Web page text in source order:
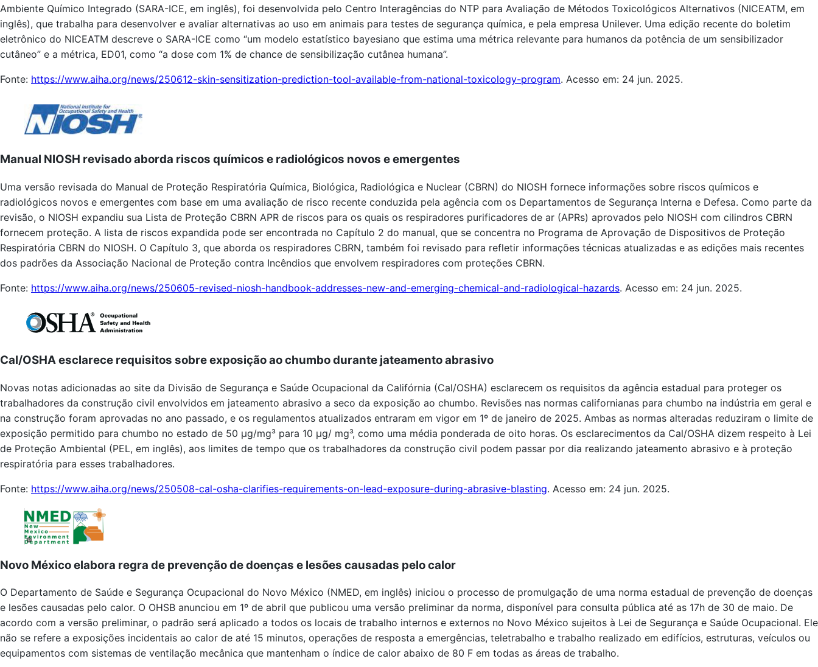
Ambiente Químico Integrado (SARA-ICE, em inglês), foi desenvolvida pelo Centro Interagências do NTP para Avaliação de Métodos Toxicológicos Alternativos (NICEATM, em
inglês), que trabalha para desenvolver e avaliar alternativas ao uso em animais para testes de segurança química, e pela empresa Unilever. Uma edição recente do boletim
eletrônico do NICEATM descreve o SARA-ICE como “um modelo estatístico bayesiano que estima uma métrica relevante para humanos da potência de um sensibilizador
cutâneo” e a métrica, ED01, como “a dose com 1% de chance de sensibilização cutânea humana”.
Fonte: https://www.aiha.org/news/250612-skin-sensitization-prediction-tool-available-from-national-toxicology-program. Acesso em: 24 jun. 2025.
Manual NIOSH revisado aborda riscos químicos e radiológicos novos e emergentes
Uma versão revisada do Manual de Proteção Respiratória Química, Biológica, Radiológica e Nuclear (CBRN) do NIOSH fornece informações sobre riscos químicos e
radiológicos novos e emergentes com base em uma avaliação de risco recente conduzida pela agência com os Departamentos de Segurança Interna e Defesa. Como parte da
revisão, o NIOSH expandiu sua Lista de Proteção CBRN APR de riscos para os quais os respiradores purificadores de ar (APRs) aprovados pelo NIOSH com cilindros CBRN
fornecem proteção. A lista de riscos expandida pode ser encontrada no Capítulo 2 do manual, que se concentra no Programa de Aprovação de Dispositivos de Proteção
Respiratória CBRN do NIOSH. O Capítulo 3, que aborda os respiradores CBRN, também foi revisado para refletir informações técnicas atualizadas e as edições mais recentes
dos padrões da Associação Nacional de Proteção contra Incêndios que envolvem respiradores com proteções CBRN.
Fonte: https://www.aiha.org/news/250605-revised-niosh-handbook-addresses-new-and-emerging-chemical-and-radiological-hazards. Acesso em: 24 jun. 2025.
Cal/OSHA esclarece requisitos sobre exposição ao chumbo durante jateamento abrasivo
Novas notas adicionadas ao site da Divisão de Segurança e Saúde Ocupacional da Califórnia (Cal/OSHA) esclarecem os requisitos da agência estadual para proteger os
trabalhadores da construção civil envolvidos em jateamento abrasivo a seco da exposição ao chumbo. Revisões nas normas californianas para chumbo na indústria em geral e
na construção foram aprovadas no ano passado, e os regulamentos atualizados entraram em vigor em 1º de janeiro de 2025. Ambas as normas alteradas reduziram o limite de
exposição permitido para chumbo no estado de 50 µg/mg³ para 10 µg/ mg³, como uma média ponderada de oito horas. Os esclarecimentos da Cal/OSHA dizem respeito à Lei
de Proteção Ambiental (PEL, em inglês), aos limites de tempo que os trabalhadores da construção civil podem passar por dia realizando jateamento abrasivo e à proteção
respiratória para esses trabalhadores.
Fonte: https://www.aiha.org/news/250508-cal-osha-clarifies-requirements-on-lead-exposure-during-abrasive-blasting. Acesso em: 24 jun. 2025.
Novo México elabora regra de prevenção de doenças e lesões causadas pelo calor
O Departamento de Saúde e Segurança Ocupacional do Novo México (NMED, em inglês) iniciou o processo de promulgação de uma norma estadual de prevenção de doenças
e lesões causadas pelo calor. O OHSB anunciou em 1º de abril que publicou uma versão preliminar da norma, disponível para consulta pública até as 17h de 30 de maio. De
acordo com a versão preliminar, o padrão será aplicado a todos os locais de trabalho internos e externos no Novo México sujeitos à Lei de Segurança e Saúde Ocupacional. Ele
não se refere a exposições incidentais ao calor de até 15 minutos, operações de resposta a emergências, teletrabalho e trabalho realizado em edifícios, estruturas, veículos ou
equipamentos com sistemas de ventilação mecânica que mantenham o índice de calor abaixo de 80 F em todas as áreas de trabalho.